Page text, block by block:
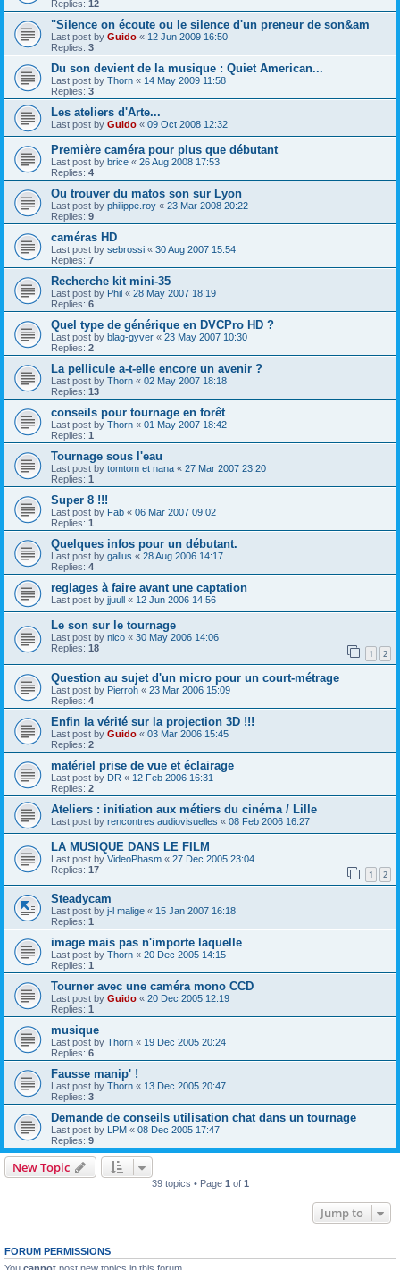
Replies: 12
"Silence on écoute ou le silence d'un preneur de son&am
Last post by Guido « 12 Jun 2009 16:50
Replies: 3
Du son devient de la musique : Quiet American...
Last post by Thorn « 14 May 2009 11:58
Replies: 3
Les ateliers d'Arte...
Last post by Guido « 09 Oct 2008 12:32
Première caméra pour plus que débutant
Last post by brice « 26 Aug 2008 17:53
Replies: 4
Ou trouver du matos son sur Lyon
Last post by philippe.roy « 23 Mar 2008 20:22
Replies: 9
caméras HD
Last post by sebrossi « 30 Aug 2007 15:54
Replies: 7
Recherche kit mini-35
Last post by Phil « 28 May 2007 18:19
Replies: 6
Quel type de générique en DVCPro HD ?
Last post by blag-gyver « 23 May 2007 10:30
Replies: 2
La pellicule a-t-elle encore un avenir ?
Last post by Thorn « 02 May 2007 18:18
Replies: 13
conseils pour tournage en forêt
Last post by Thorn « 01 May 2007 18:42
Replies: 1
Tournage sous l'eau
Last post by tomtom et nana « 27 Mar 2007 23:20
Replies: 1
Super 8 !!!
Last post by Fab « 06 Mar 2007 09:02
Replies: 1
Quelques infos pour un débutant.
Last post by gallus « 28 Aug 2006 14:17
Replies: 4
reglages à faire avant une captation
Last post by jjuull « 12 Jun 2006 14:56
Le son sur le tournage
Last post by nico « 30 May 2006 14:06
Replies: 18 1 2
Question au sujet d'un micro pour un court-métrage
Last post by Pierroh « 23 Mar 2006 15:09
Replies: 4
Enfin la vérité sur la projection 3D !!!
Last post by Guido « 03 Mar 2006 15:45
Replies: 2
matériel prise de vue et éclairage
Last post by DR « 12 Feb 2006 16:31
Replies: 2
Ateliers : initiation aux métiers du cinéma / Lille
Last post by rencontres audiovisuelles « 08 Feb 2006 16:27
LA MUSIQUE DANS LE FILM
Last post by VideoPhasm « 27 Dec 2005 23:04
Replies: 17 1 2
Steadycam
Last post by j-l malige « 15 Jan 2007 16:18
Replies: 1
image mais pas n'importe laquelle
Last post by Thorn « 20 Dec 2005 14:15
Replies: 1
Tourner avec une caméra mono CCD
Last post by Guido « 20 Dec 2005 12:19
Replies: 1
musique
Last post by Thorn « 19 Dec 2005 20:24
Replies: 6
Fausse manip' !
Last post by Thorn « 13 Dec 2005 20:47
Replies: 3
Demande de conseils utilisation chat dans un tournage
Last post by LPM « 08 Dec 2005 17:47
Replies: 9
New Topic
39 topics • Page 1of 1
Jump to
FORUM PERMISSIONS